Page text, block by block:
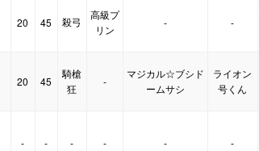
20 45 殺弓
高級プ
リン
- -
20 45
騎槍
狂
-
マジカル☆ブシド
ームサシ
ライオン
号くん
- - - - - -